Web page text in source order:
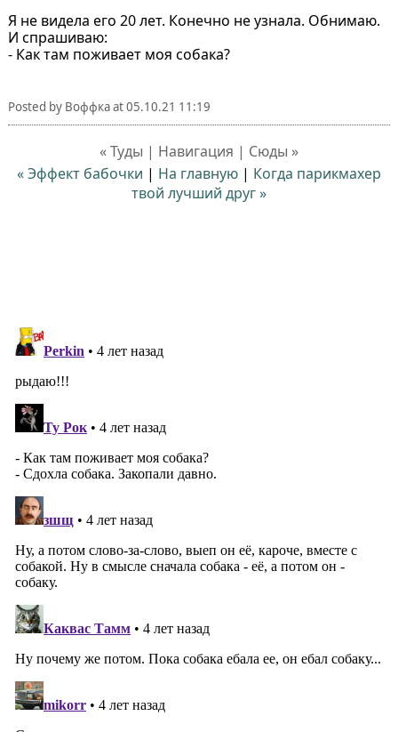
Я не видела его 20 лет. Конечно не узнала. Обнимаю.
И спрашиваю:
- Как там поживает моя собака?
Posted by Воффкаat05.10.21 11:19
« Туды | Навигация | Сюды »
« Эффект бабочки | На главную | Когда парикмахер
твой лучший друг »